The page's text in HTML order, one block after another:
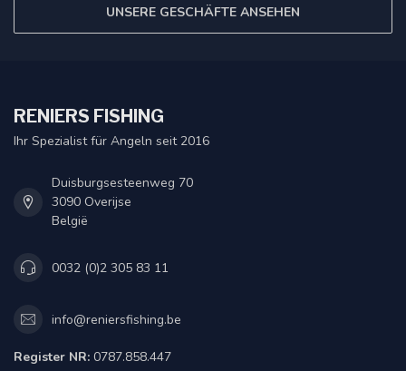
UNSERE GESCHÄFTE ANSEHEN
RENIERS FISHING
Ihr Spezialist für Angeln seit 2016
Duisburgsesteenweg 70
3090 Overijse
België
0032 (0)2 305 83 11
info@reniersfishing.be
Register NR: 0787.858.447